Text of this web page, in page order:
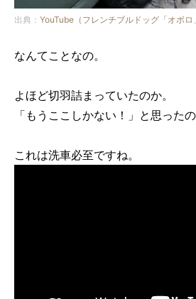
出典： YouTube（フレンチブルドッグ「オボロ
なんてことなの。
よほど切羽詰まっていたのか。
「もうここしかない！」と思った
これは洗車必至ですね。